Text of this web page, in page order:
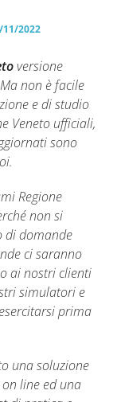
11/2022
versione
non è facile
e di studio
Veneto ufficiali,
sono
Regione
non si
di domande
ci saranno
ai nostri clienti
simulatori e
prima
una soluzione
line ed una